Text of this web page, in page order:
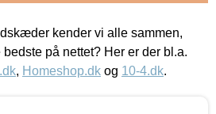
kender vi alle sammen,
på nettet? Her er der bl.a.
, Homeshop.dk og 10-4.dk.